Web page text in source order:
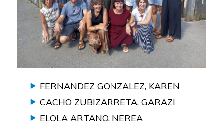
FERNANDEZ GONZALEZ, KAREN
CACHO ZUBIZARRETA, GARAZI
ELOLA ARTANO, NEREA